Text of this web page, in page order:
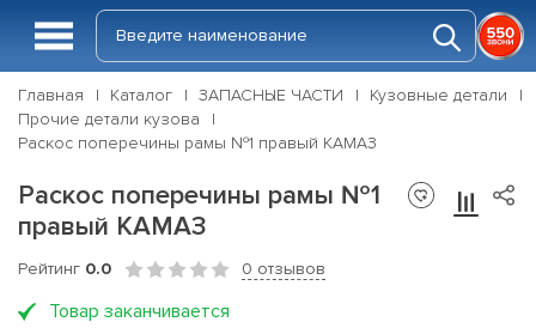
Главная Каталог ЗАПАСНЫЕ ЧАСТИ
Кузовные детали
Прочие детали кузова
Раскос поперечины рамы №1 правый КАМАЗ
Раскос поперечины рамы №1
правый КАМАЗ
Рейтинг 0.0 0 отзывов
Товар заканчивается